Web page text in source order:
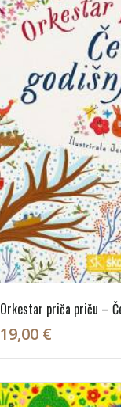
Orkestar priča priču –
19,00 €